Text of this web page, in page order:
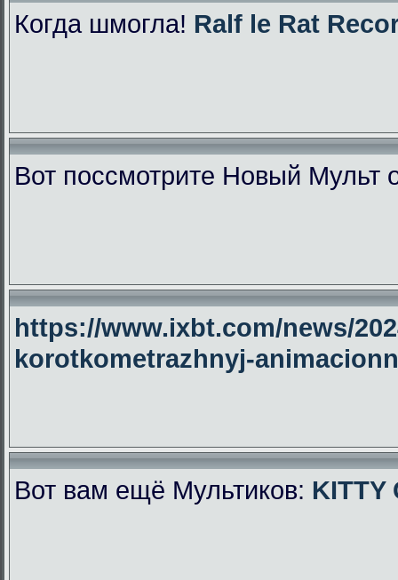
Когда шмогла! Ralf le Rat
Вот поссмотрите Новый Мульт
https://www.ixbt.com/news/
korotkometrazhnyj-
Вот вам ещё Мультиков: KITTY